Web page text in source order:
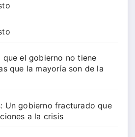
que el gobierno no tiene
que la mayoría son de la
Un gobierno fracturado que
a la crisis